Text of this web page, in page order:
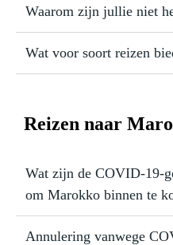
Waarom zijn jullie niet
Wat voor soort reizen
Reizen naar
Wat zijn de COVID-19-
om Marokko binnen te
Annulering vanwege